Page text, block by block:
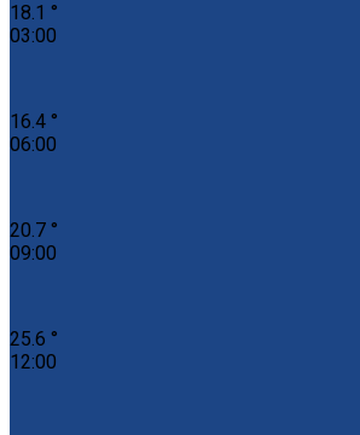
18.1 °
03:00
16.4 °
06:00
20.7 °
09:00
25.6 °
12:00